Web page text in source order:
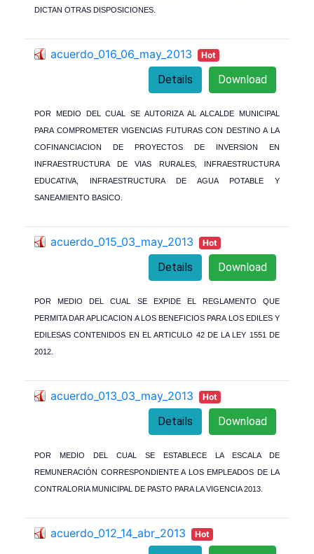
DICTAN OTRAS DISPOSICIONES.
acuerdo_016_06_may_2013 Hot
Download
Details
POR MEDIO DEL CUAL SE AUTORIZA AL ALCALDE MUNICIPAL
PARA COMPROMETER VIGENCIAS FUTURAS CON DESTINO A LA
COFINANCIACION DE PROYECTOS DE INVERSION EN
INFRAESTRUCTURA DE VIAS RURALES, INFRAESTRUCTURA
EDUCATIVA, INFRAESTRUCTURA DE AGUA POTABLE Y
SANEAMIENTO BASICO.
acuerdo_015_03_may_2013 Hot
Download
Details
POR MEDIO DEL CUAL SE EXPIDE EL REGLAMENTO QUE
PERMITA DAR APLICACION A LOS BENEFICIOS PARA LOS EDILES Y
EDILESAS CONTENIDOS EN EL ARTICULO 42 DE LA LEY 1551 DE
2012.
acuerdo_013_03_may_2013 Hot
Download
Details
POR MEDIO DEL CUAL SE ESTABLECE LA ESCALA DE
REMUNERACIÓN CORRESPONDIENTE A LOS EMPLEADOS DE LA
CONTRALORIA MUNICIPAL DE PASTO PARA LA VIGENCIA 2013.
acuerdo_012_14_abr_2013 Hot